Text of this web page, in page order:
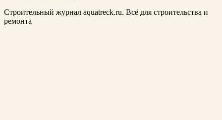
Строительный журнал aquatreck.ru. Всё для строительства и
ремонта